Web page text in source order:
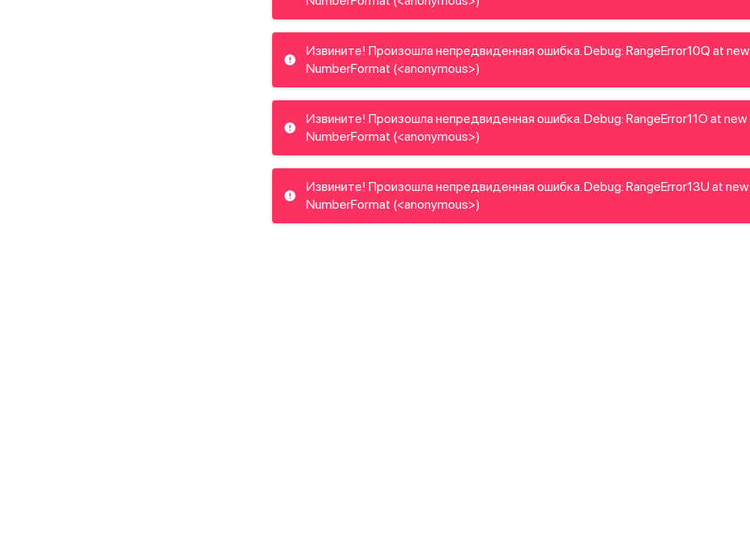
Извините! Произошла непредвиденная ошибка. Debug: RangeError10Q at new
NumberFormat (<anonymous>)
Извините! Произошла непредвиденная ошибка. Debug: RangeError11O at new
NumberFormat (<anonymous>)
Извините! Произошла непредвиденная ошибка. Debug: RangeError13U at new
NumberFormat (<anonymous>)